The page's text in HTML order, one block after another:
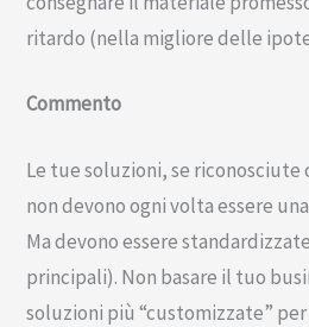
ritardo (nella migliore delle
Commento
Le tue soluzioni, se
non devono ogni volta essere
Ma devono essere
principali). Non basare il tuo
soluzioni più “customizzate”